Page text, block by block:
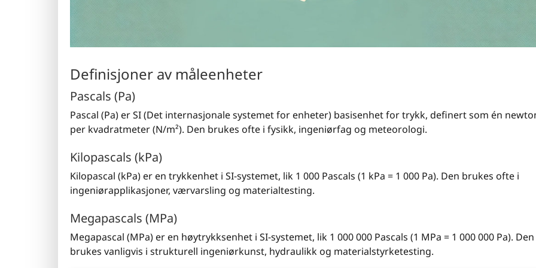
Definisjoner av måleenheter
Pascals (Pa)
Pascal (Pa) er SI (Det internasjonale systemet for enheter) basisenhet for trykk, definert som én
per kvadratmeter (N/m²). Den brukes ofte i fysikk, ingeniørfag og meteorologi.
Kilopascals (kPa)
Kilopascal (kPa) er en trykkenhet i SI-systemet, lik 1 000 Pascals (1 kPa = 1 000 Pa). Den brukes ofte i
ingeniørapplikasjoner, værvarsling og materialtesting.
Megapascals (MPa)
Megapascal (MPa) er en høytrykksenhet i SI-systemet, lik 1 000 000 Pascals (1 MPa = 1 000 000 Pa). Den
brukes vanligvis i strukturell ingeniørkunst, hydraulikk og materialstyrketesting.